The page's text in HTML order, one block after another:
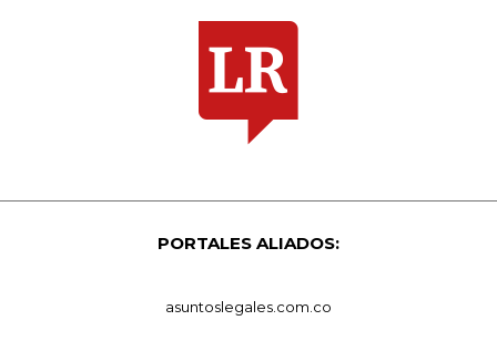
PORTALES ALIADOS:
asuntoslegales.com.co